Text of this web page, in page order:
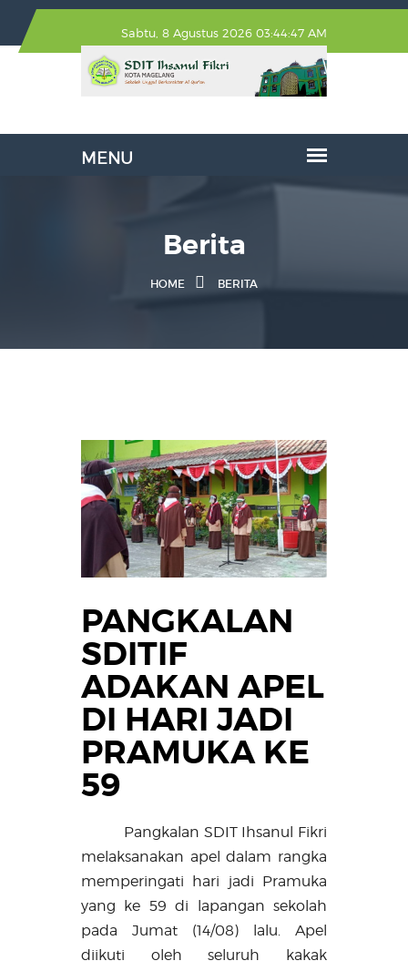
Sabtu, 8 Agustus 2026 03:44:48 AM
Berita
HOME BERITA
PANGKALAN
SDITIF
ADAKAN APEL
DI HARI JADI
PRAMUKA KE
59
Pangkalan SDIT Ihsanul Fikri
melaksanakan apel dalam rangka
memperingati hari jadi Pramuka
yang ke 59 di lapangan sekolah
pada Jumat (14/08) lalu. Apel
diikuti oleh seluruh kakak